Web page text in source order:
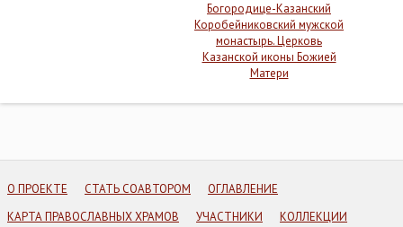
Богородице-Казанский
Коробейниковский мужской
монастырь. Церковь
Казанской иконы Божией
Матери
О ПРОЕКТЕ СТАТЬ СОАВТОРОМ
ОГЛАВЛЕНИЕ
КАРТА ПРАВОСЛАВНЫХ ХРАМОВ
УЧАСТНИКИ КОЛЛЕКЦИИ